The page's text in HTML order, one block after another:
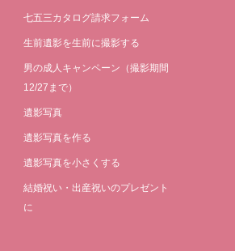
七五三カタログ請求フォーム
生前遺影を生前に撮影する
男の成人キャンペーン（撮影期間
12/27まで）
遺影写真
遺影写真を作る
遺影写真を小さくする
結婚祝い・出産祝いのプレゼント
に